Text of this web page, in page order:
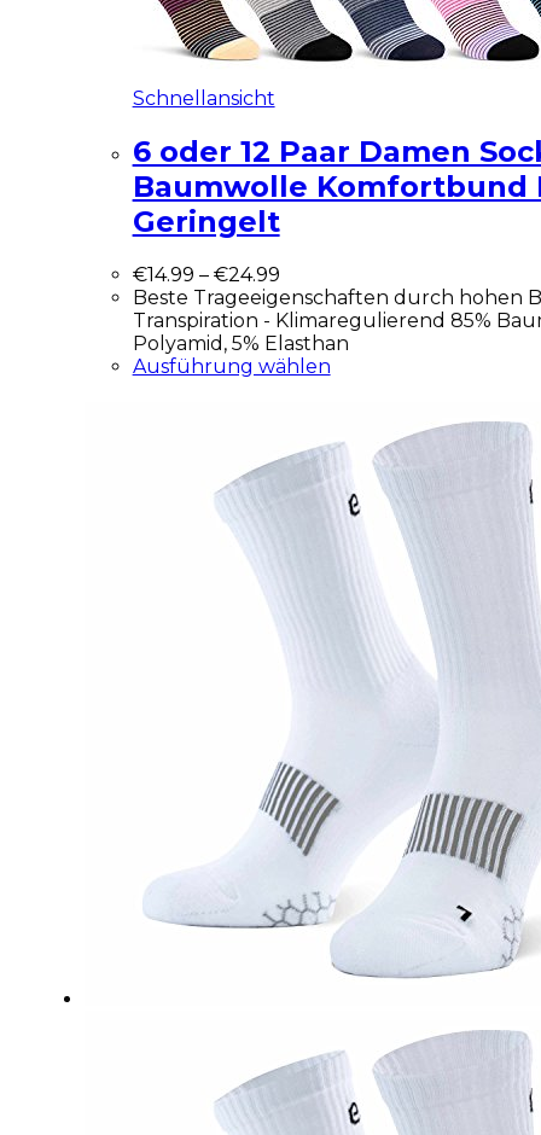
Schnellansicht
6 oder 12 Paar Damen
Baumwolle Komfortbund
Geringelt
€14.99 – €24.99
Beste Trageeigenschaften durch hohen
Transpiration - Klimaregulierend 85%
Polyamid, 5% Elasthan
Ausführung wählen